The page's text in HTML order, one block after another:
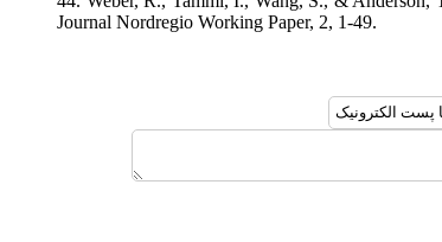
Journal Nordregio Working Paper, 2, 1-49.